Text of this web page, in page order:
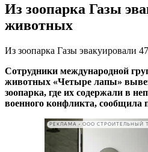
Из зоопарка Газы
животных
Из зоопарка Газы эвакуировали
Сотрудники международной
животных «Четыре лапы»
зоопарка, где их содержали в
военного конфликта, сообщила